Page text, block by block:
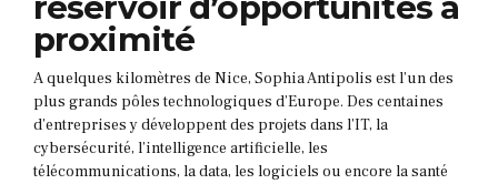
proximité
A quelques kilomètres de Nice, Sophia Antipolis est l’un des
plus grands pôles technologiques d’Europe. Des centaines
d’entreprises y développent des projets dans l’IT, la
cybersécurité, l’intelligence artificielle, les
télécommunications, la data, les logiciels ou encore la santé